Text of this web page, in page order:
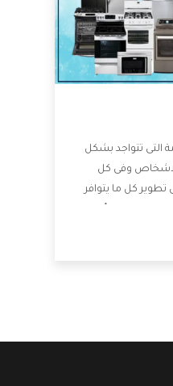
التى تتواجد بشكل
وفى كل
تطوير كل ما يتوافر
للعملاء أقوى